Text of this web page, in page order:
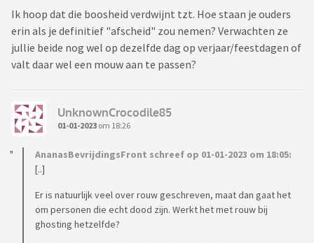
Ik hoop dat die boosheid verdwijnt tzt. Hoe staan je ouders
erin als je definitief "afscheid" zou nemen? Verwachten ze
jullie beide nog wel op dezelfde dag op verjaar/feestdagen of
valt daar wel een mouw aan te passen?
UnknownCrocodile85
01-01-2023 om 18:26
AnanasBevrijdingsFront schreef op 01-01-2023 om 18:05:
[..]
Er is natuurlijk veel over rouw geschreven, maat dan gaat het
om personen die echt dood zijn. Werkt het met rouw bij
ghosting hetzelfde?